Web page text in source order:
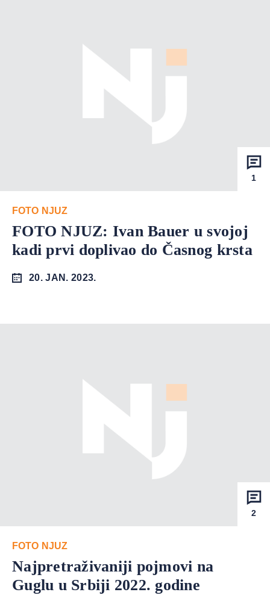
1
FOTO NJUZ
FOTO NJUZ: Ivan Bauer u svojoj
kadi prvi doplivao do Časnog krsta
20. JAN. 2023.
2
FOTO NJUZ
Najpretraživaniji pojmovi na
Guglu u Srbiji 2022. godine